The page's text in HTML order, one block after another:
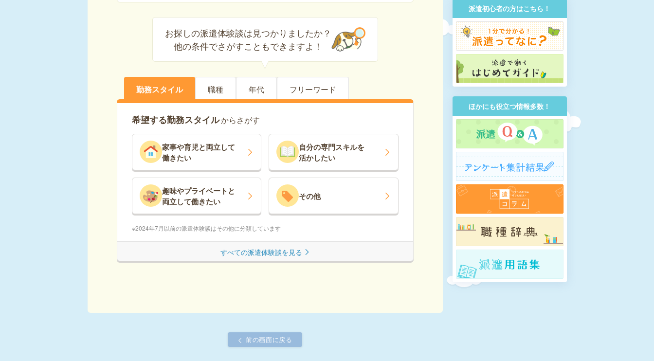
お探しの派遣体験談は見つかりましたか？
他の条件でさがすこともできますよ！
勤務スタイル 職種 年代 フリーワード
希望する勤務スタイルからさがす
家事や育児と両立して
働きたい
自分の専門スキルを
活かしたい
趣味やプライベート と
両立して働きたい
その他
2024年7月以前の派遣体験談はその他に分類しています
すべての派遣体験談を見る
前の画面に戻る
派遣初心者の方はこちら！
ほかにも役立つ情報多数！